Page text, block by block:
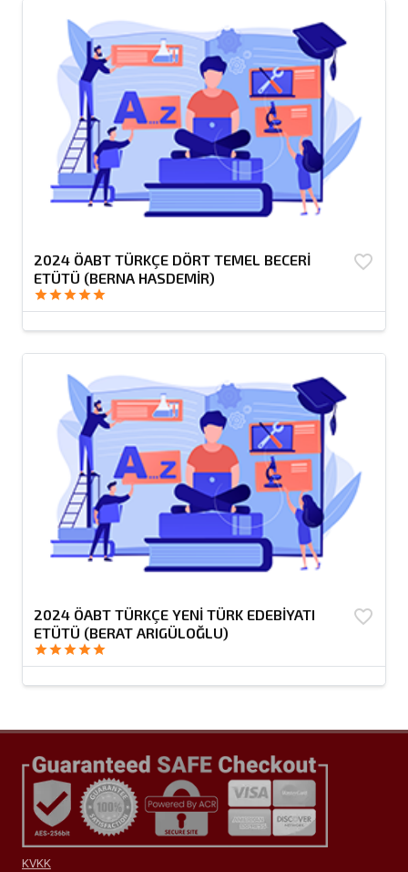
2024 ÖABT TÜRKÇE DÖRT TEMEL BECERİ
ETÜTÜ (BERNA HASDEMİR)
favorite_border
starstarstarstarstar
2024 ÖABT TÜRKÇE YENİ TÜRK EDEBİYATI
ETÜTÜ (BERAT ARIGÜLOĞLU)
favorite_border
starstarstarstarstar
KVKK